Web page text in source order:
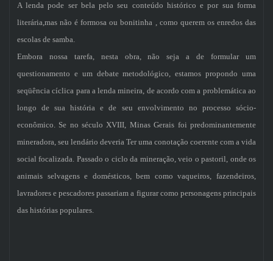
A lenda pode ser bela pelo seu conteúdo histórico e por sua forma
literária,mas não é formosa ou bonitinha , como querem os enredos das
escolas de samba.
Embora nossa tarefa, nesta obra, não seja a de formular um
questionamento e um debate metodológico, estamos propondo uma
seqüência cíclica para a lenda mineira, de acordo com a problemática ao
longo de sua história e de seu envolvimento no processo sócio-
econômico. Se no século XVIII, Minas Gerais foi predominantemente
mineradora, seu lendário deveria Ter uma conotação coerente com a vida
social focalizada. Passado o ciclo da mineração, veio o pastoril, onde os
animais selvagens e domésticos, bem como vaqueiros, fazendeiros,
lavradores e pescadores passariam a figurar como personagens principais
das histórias populares.